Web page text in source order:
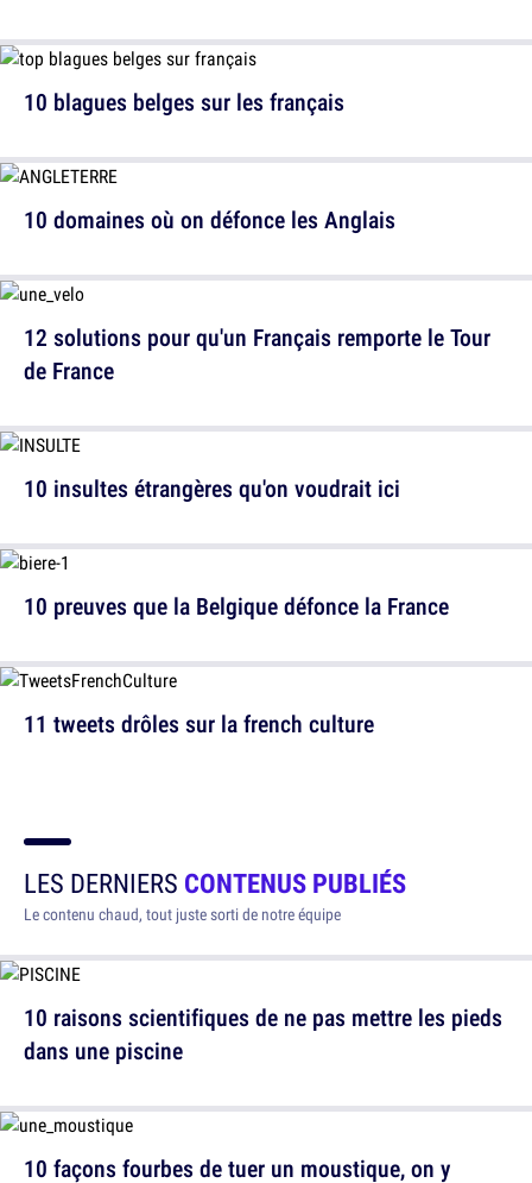
10 domaines où on défonce les Anglais
10 insultes étrangères qu'on voudrait ici
11 tweets drôles sur la french culture
10 blagues belges sur les français
12 solutions pour qu'un Français remporte le Tour
de France
10 preuves que la Belgique défonce la France
LES DERNIERS CONTENUS PUBLIÉS
Le contenu chaud, tout juste sorti de notre équipe
10 raisons scientifiques de ne pas mettre les pieds
dans une piscine
10 façons fourbes de tuer un moustique, on y